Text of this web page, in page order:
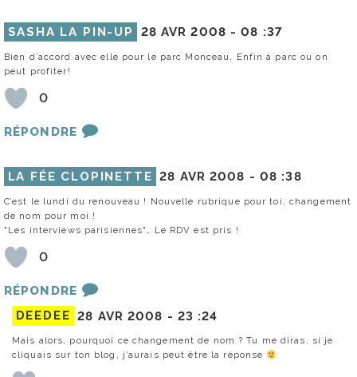
SASHA LA PIN-UP 28 AVR 2008 -08 :37
Bien d’accord avec elle pour le parc Monceau. Enfin à parc ou on
peut profiter!
0
RÉPONDRE
LA FÉE CLOPINETTE 28 AVR 2008 - 08 :38
C’est le lundi du renouveau ! Nouvelle rubrique pour toi, changement
de nom pour moi !
"Les interviews parisiennes"… Le RDV est pris !
0
RÉPONDRE
DEEDEE 28 AVR 2008 - 23 :24
Mais alors, pourquoi ce changement de nom ? Tu me diras, si je
cliquais sur ton blog, j’aurais peut être la réponse